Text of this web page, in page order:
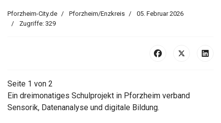
Pforzheim-City.de Pforzheim/Enzkreis
05. Februar 2026
Zugriffe: 329
Seite 1 von 2
Ein dreimonatiges Schulprojekt in Pforzheim verband
Sensorik, Datenanalyse und digitale Bildung.